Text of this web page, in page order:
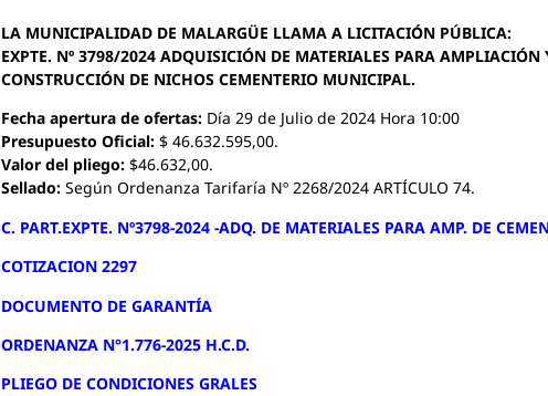
LA MUNICIPALIDAD DE MALARGÜE LLAMA A LICITACIÓN PÚBLICA:
EXPTE. Nº 3798/2024 ADQUISICIÓN DE MATERIALES PARA AMPLIACIÓN
CONSTRUCCIÓN DE NICHOS CEMENTERIO MUNICIPAL.
Fecha apertura de ofertas: Día 29 de Julio de 2024 Hora 10:00
Presupuesto Oficial: $ 46.632.595,00.
Valor del pliego: $46.632,00.
Sellado: Según Ordenanza Tarifaría Nº 2268/2024 ARTÍCULO 74.
C. PART.EXPTE. Nº3798-2024 -ADQ. DE MATERIALES PARA AMP. DE
COTIZACION 2297
DOCUMENTO DE GARANTÍA
ORDENANZA N°1.776-2025 H.C.D.
PLIEGO DE CONDICIONES GRALES